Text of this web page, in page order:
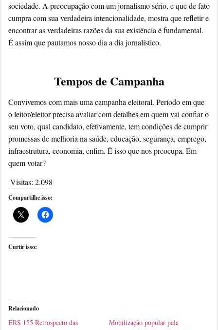
sociedade. A preocupação com um jornalismo sério, e que de fato
cumpra com sua verdadeira intencionalidade, mostra que refletir e
encontrar as verdadeiras razões da sua existência é fundamental.
É assim que pautamos nosso dia a dia jornalístico.
Tempos de Campanha
Convivemos com mais uma campanha eleitoral. Período em que
o leitor/eleitor precisa avaliar com detalhes em quem vai confiar o
seu voto, qual candidato, efetivamente, tem condições de cumprir
promessas de melhoria na saúde, educação, segurança, emprego,
infraestrutura, economia, enfim. É isso que nos preocupa. Em
quem votar?
Visitas: 2.098
Compartilhe isso:
Curtir isso:
Relacionado
ERS 155 Retrospecto das
Mobilização popular pela